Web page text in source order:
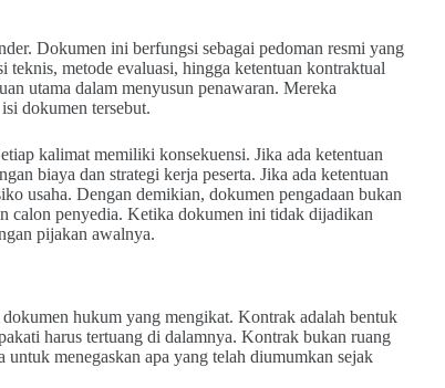
Dokumen ini berfungsi sebagai pedoman resmi yang
teknis, metode evaluasi, hingga ketentuan kontraktual
utama dalam menyusun penawaran. Mereka
dokumen tersebut.
kalimat memiliki konsekuensi. Jika ada ketentuan
biaya dan strategi kerja peserta. Jika ada ketentuan
usaha. Dengan demikian, dokumen pengadaan bukan
calon penyedia. Ketika dokumen ini tidak dijadikan
pijakan awalnya.
hukum yang mengikat. Kontrak adalah bentuk
harus tertuang di dalamnya. Kontrak bukan ruang
menegaskan apa yang telah diumumkan sejak